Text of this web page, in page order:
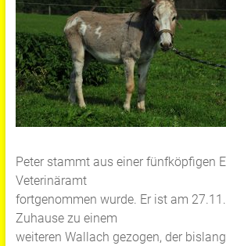
Peter stammt aus einer fünfköpfigen
Veterinäramt
fortgenommen wurde. Er ist am
Zuhause zu einem
weiteren Wallach gezogen, der